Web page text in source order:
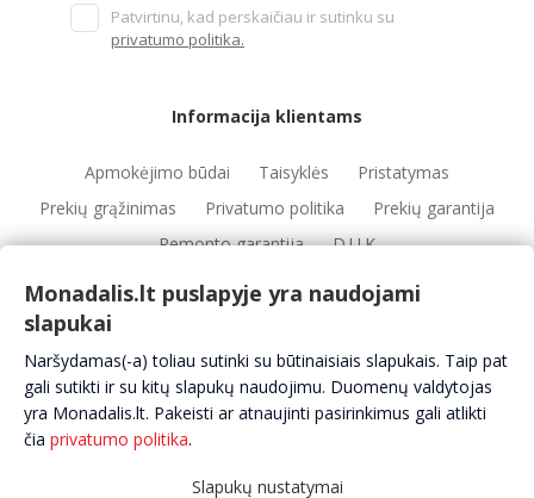
Patvirtinu, kad perskaičiau ir sutinku su
privatumo politika.
Informacija klientams
Apmokėjimo būdai Taisyklės
Pristatymas
Prekių grąžinimas
Privatumo politika
Prekių garantija
Remonto garantija
D.U.K
Automobilių servisai Automobilių dalys
Apie mus
Kontaktai
Monadalis.lt puslapyje yra naudojami
slapukai
Naršydamas(-a) toliau sutinki su būtinaisiais slapukais. Taip pat
gali sutikti ir su kitų slapukų naudojimu. Duomenų valdytojas
yra Monadalis.lt. Pakeisti ar atnaujinti pasirinkimus gali atlikti
čia privatumo politika.
Slapukų nustatymai